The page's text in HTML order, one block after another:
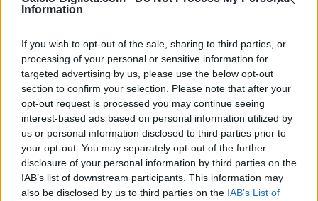
Information
If you wish to opt-out of the sale, sharing to third parties, or
processing of your personal or sensitive information for
targeted advertising by us, please use the below opt-out
section to confirm your selection. Please note that after your
opt-out request is processed you may continue seeing
interest-based ads based on personal information utilized by
us or personal information disclosed to third parties prior to
your opt-out. You may separately opt-out of the further
disclosure of your personal information by third parties on the
IAB’s list of downstream participants. This information may
also be disclosed by us to third parties on the IAB’s List of
2026 Atalanta 3-0 Juventus
2025 Juventus 1-1 Atalanta
2025 Juventus 0-4 Atalanta
2025 Atalanta 1-1 Juventus
2024 Atalanta 0-1 Juventus